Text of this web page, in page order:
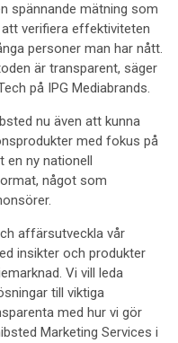
spännande mätning som
verifiera effektiviteten
personer man har nått.
är transparent, säger
på IPG Mediabrands.
nu även att kunna
med fokus på
en ny nationell
något som
affärsutveckla vår
insikter och produkter
Vi vill leda
till viktiga
med hur vi gör
Marketing Services i